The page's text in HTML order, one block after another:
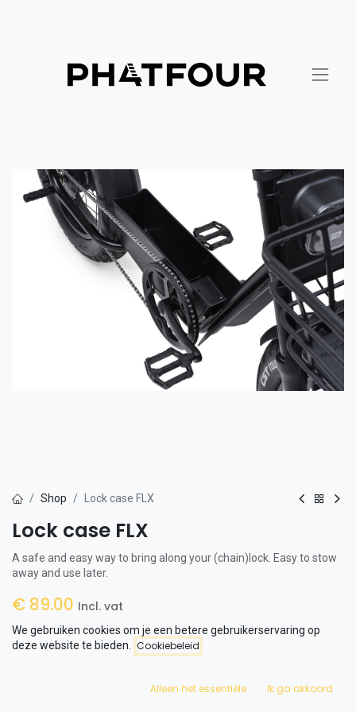
Shop Lock case FLX
Lock case FLX
A safe and easy way to bring along your (chain)lock. Easy to stow
away and use later.
€ 89.00 Incl. vat
Or use Klarna split in 3 payments
Winkelwagen
We gebruiken cookies om je een betere gebruikerservaring op
deze website te bieden.
Cookiebeleid
Alleen het essentiële Ik ga akkoord